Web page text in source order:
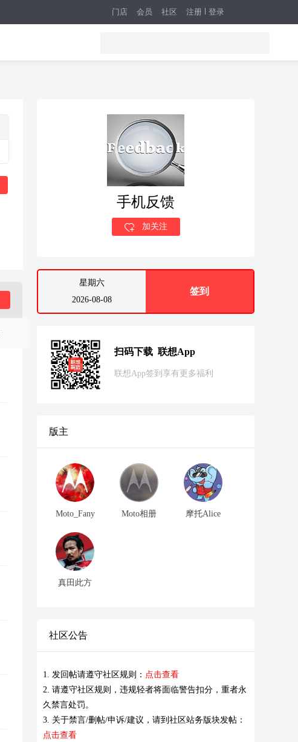
注册 登录
门店 会员 社区
手机反馈
加关注
星期六
2026-08-08
签到
扫码下载 联想App
联想App签到享有更多福利
版主
Moto_Fany Moto相册 摩托Alice
真田此方
社区公告
1. 发回帖请遵守社区规则： 点击查看
2. 请遵守社区规则，违规轻者将面临警告扣分，重者永
久禁言处罚。
3. 关于禁言/删帖/申诉/建议，请到社区站务版块发帖：
点击查看